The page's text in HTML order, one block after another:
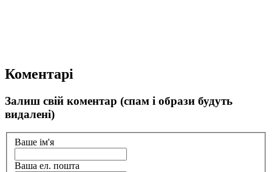
Коментарі
Залиш свій коментар (спам і образи будуть
видалені)
Ваше ім'я
Ваша ел. пошта